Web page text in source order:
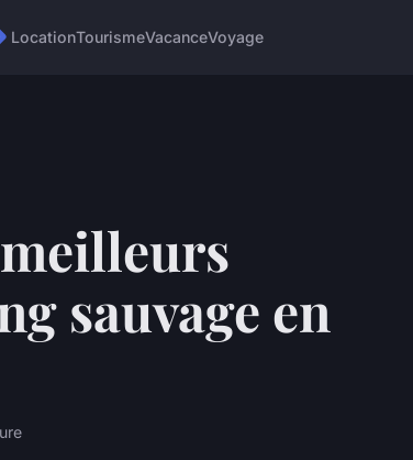
LocationTourismeVacanceVoyage
sauvage en